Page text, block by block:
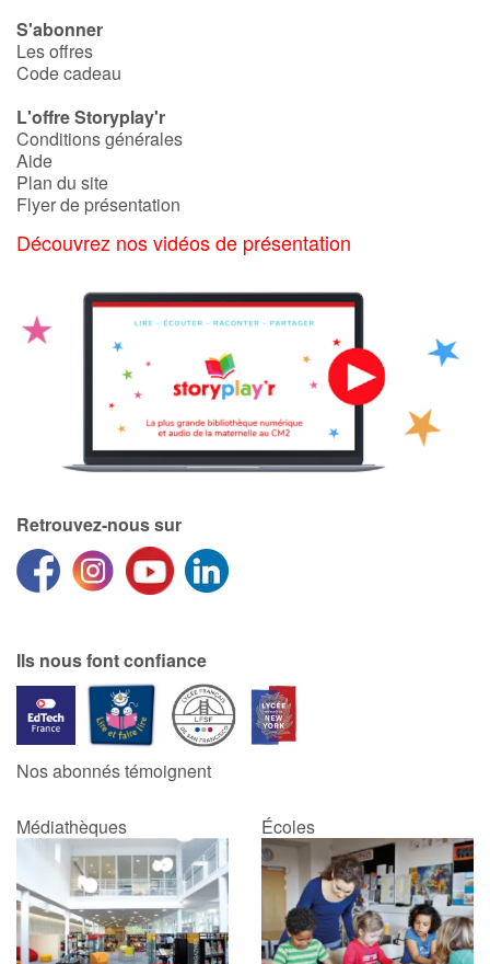
S'abonner
Les offres
Code cadeau
L'offre Storyplay'r
Conditions générales
Aide
Plan du site
Flyer de présentation
Découvrez nos vidéos de présentation
Retrouvez-nous sur
Ils nous font confiance
Nos abonnés témoignent
Médiathèques Écoles